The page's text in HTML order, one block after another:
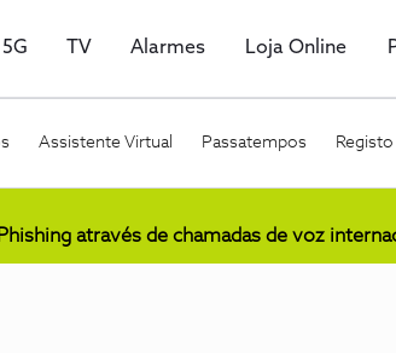
TV Alarmes Loja Online
Assistente Virtual Passatempos Registo
através de chamadas de voz